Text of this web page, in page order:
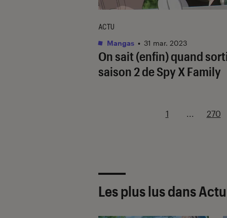
On sait (enfin) quand
saison 2 deSpy X Family
ACTU
Mangas • 31 mar. 2023
1 ... 270
Les plus lus dans Actu